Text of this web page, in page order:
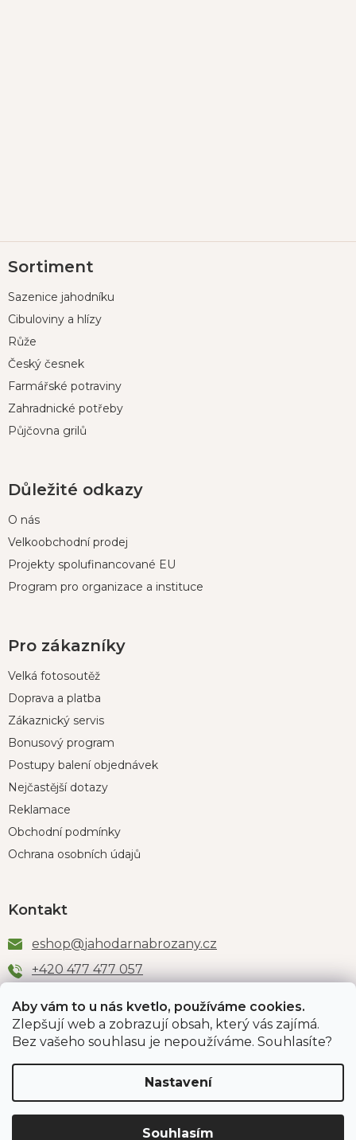
Aby vám to u nás kvetlo, používáme cookies.
Zlepšují web a zobrazují obsah, který vás zajímá.
Bez vašeho souhlasu je nepoužíváme. Souhlasíte?
Nastavení
Souhlasím
á
a
Sortiment
Sazenice jahodníku
Cibuloviny a hlízy
Růže
Český česnek
Farmářské potraviny
Zahradnické potřeby
Půjčovna grilů
Důležité odkazy
O nás
Velkoobchodní prodej
Projekty spolufinancované EU
Program pro organizace a instituce
Pro zákazníky
Velká fotosoutěž
Doprava a platba
Zákaznický servis
Bonusový program
Postupy balení objednávek
Nejčastější dotazy
Reklamace
Obchodní podmínky
Ochrana osobních údajů
Kontakt
eshop@jahodarnabrozany.cz
+420 477 477 057
Odběr newsletteru